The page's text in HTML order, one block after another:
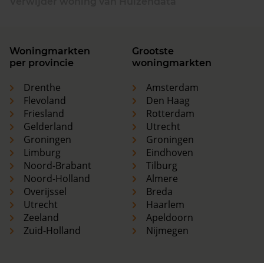
Woningmarkten
per provincie
Drenthe
Flevoland
Friesland
Gelderland
Groningen
Limburg
Noord-Brabant
Noord-Holland
Overijssel
Utrecht
Zeeland
Zuid-Holland
Grootste
woningmarkten
Amsterdam
Den Haag
Rotterdam
Utrecht
Groningen
Eindhoven
Tilburg
Almere
Breda
Haarlem
Apeldoorn
Nijmegen